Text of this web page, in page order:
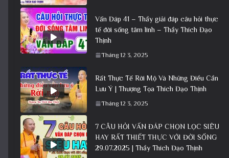
Vấn Đáp 41 – Thầy giải đáp câu hỏi thực
tế đời sống tâm linh – Thầy Thích Đạo
Thịnh
Tháng 12 3, 2025
Rất Thực Tế Rời Mộ Và Những Điều Cần
Lưu Ý | Thượng Tọa Thích Đạo Thịnh
Tháng 12 3, 2025
7 CÂU HỎI VẤN ĐÁP CHỌN LỌC SIÊU
HAY RẤT THIẾT THỰC VỚI ĐỜI SỐNG
29.07.2025 | Thầy Thích Đạo Thịnh